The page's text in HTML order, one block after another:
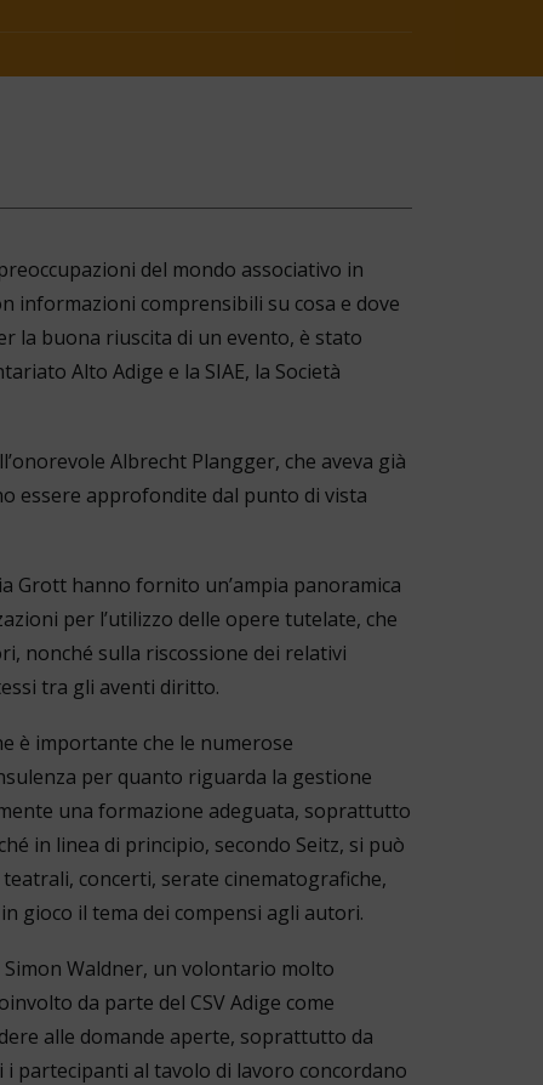
del mondo associativo in
informazioni comprensibili su cosa e dove
la buona riuscita di un evento, è stato
Alto Adige e la SIAE, la Società
Albrecht Plangger, che aveva già
essere approfondite dal punto di vista
Grott hanno fornito un’ampia panoramica
per l’utilizzo delle opere tutelate, che
nonché sulla riscossione dei relativi
tra gli aventi diritto.
è importante che le numerose
per quanto riguarda la gestione
una formazione adeguata, soprattutto
in linea di principio, secondo Seitz, si può
concerti, serate cinematografiche,
gioco il tema dei compensi agli autori.
Waldner, un volontario molto
da parte del CSV Adige come
alle domande aperte, soprattutto da
partecipanti al tavolo di lavoro concordano